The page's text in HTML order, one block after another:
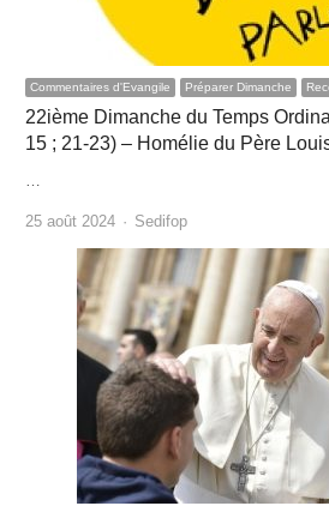
Commentaires d'Evangile Préparer Dimanche
22ième Dimanche du Temps
15 ; 21-23) – Homélie du Père
25 août 2024 Author
Sedifop